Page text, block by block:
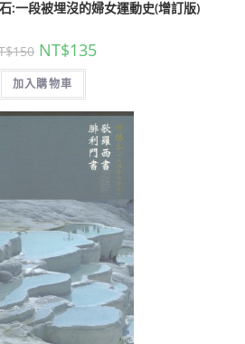
:一段被埋沒的婦女運動史(增訂版)
150 NT$135
加入購物車